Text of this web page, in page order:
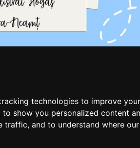
technologies to improve
show you personalized content
traffic, and to understand where